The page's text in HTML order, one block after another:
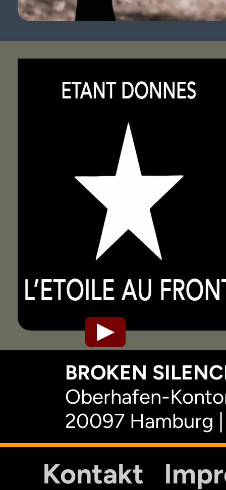
BROKEN
Oberhafen-
20097 Hamburg
Kontakt